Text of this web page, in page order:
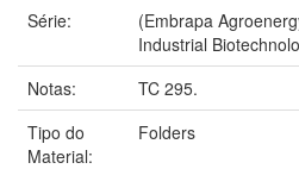
Série:
(Embrapa
Industrial
Notas:
TC 295.
Tipo do
Material:
Folders